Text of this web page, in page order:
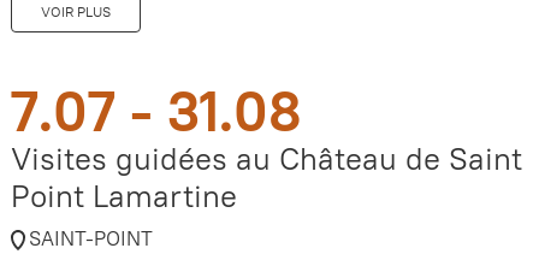
VOIR PLUS
7.07 - 31.08
Visites guidées au Château de Saint
Point Lamartine
SAINT-POINT